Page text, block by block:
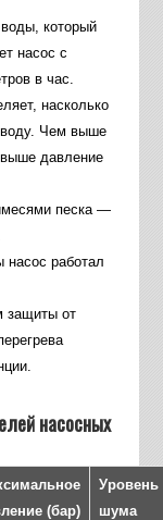
который
насос с
в час.
насколько
воду. Чем выше
давление
песка —
насос работал
защиты от
насосных
(бар)
Уровень
шума